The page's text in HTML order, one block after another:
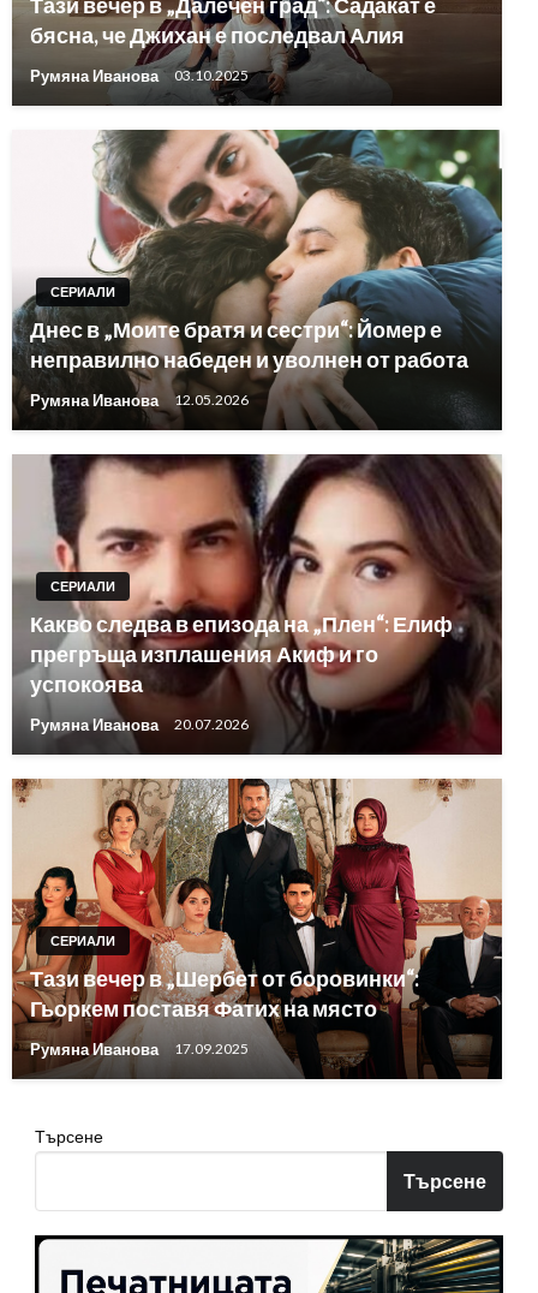
бясна, че Джихан е последвал Алия
Румяна Иванова 03.10.2025
СЕРИАЛИ
Днес в „Моите братя и сестри“: Йомер е
неправилно набеден и уволнен от работа
Румяна Иванова 12.05.2026
СЕРИАЛИ
Какво следва в епизода на „Плен“: Елиф
прегръща изплашения Акиф и го
успокоява
Румяна Иванова 20.07.2026
СЕРИАЛИ
Тази вечер в „Шербет от боровинки“:
Гьоркем поставя Фатих на място
Румяна Иванова 17.09.2025
Търсене
Търсене